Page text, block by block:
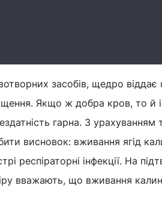
засобів, щедро віддає
Якщо ж добра кров, то й
гарна. З урахуванням
висновок: вживання ягід
респіраторні інфекції. На
вважають, що вживання